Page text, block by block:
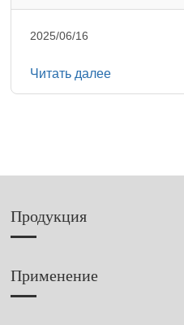
2025/06/16
Читать далее
Продукция
Применение